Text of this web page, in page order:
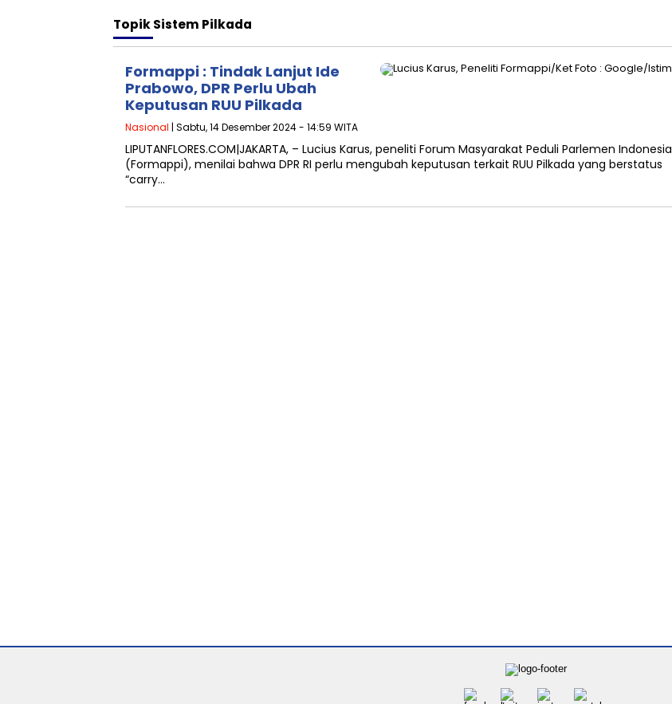
TopikSistem Pilkada
Formappi : Tindak Lanjut Ide
Prabowo, DPR Perlu Ubah
Keputusan RUU Pilkada
Nasional | Sabtu, 14 Desember 2024 - 14:59 WITA
LIPUTANFLORES.COM|JAKARTA, – Lucius Karus, peneliti Forum Masyarakat Peduli Parlemen Indonesia
(Formappi), menilai bahwa DPR RI perlu mengubah keputusan terkait RUU Pilkada yang berstatus
“carry…